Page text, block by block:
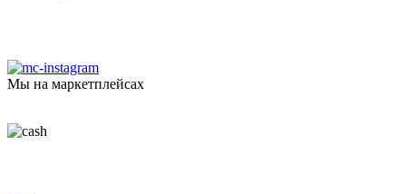
Мы на маркетплейсах